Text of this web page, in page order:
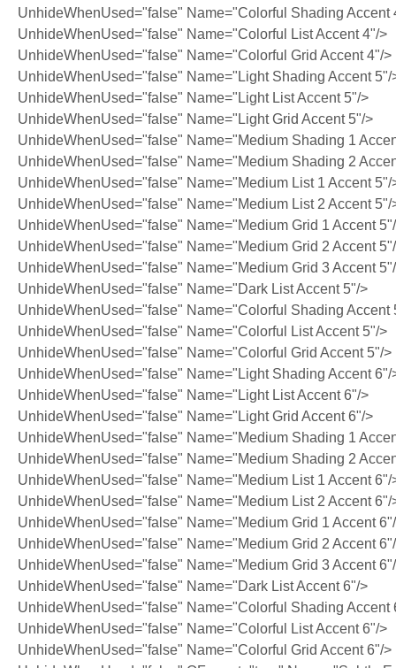
UnhideWhenUsed="false" Name="Colorful Shading Accent
UnhideWhenUsed="false" Name="Colorful List Accent 4"/>
UnhideWhenUsed="false" Name="Colorful Grid Accent 4"/>
UnhideWhenUsed="false" Name="Light Shading Accent 5"/
UnhideWhenUsed="false" Name="Light List Accent 5"/>
UnhideWhenUsed="false" Name="Light Grid Accent 5"/>
UnhideWhenUsed="false" Name="Medium Shading 1
UnhideWhenUsed="false" Name="Medium Shading 2
UnhideWhenUsed="false" Name="Medium List 1 Accent 5"/
UnhideWhenUsed="false" Name="Medium List 2 Accent 5"/
UnhideWhenUsed="false" Name="Medium Grid 1 Accent
UnhideWhenUsed="false" Name="Medium Grid 2 Accent
UnhideWhenUsed="false" Name="Medium Grid 3 Accent
UnhideWhenUsed="false" Name="Dark List Accent 5"/>
UnhideWhenUsed="false" Name="Colorful Shading Accent
UnhideWhenUsed="false" Name="Colorful List Accent 5"/>
UnhideWhenUsed="false" Name="Colorful Grid Accent 5"/>
UnhideWhenUsed="false" Name="Light Shading Accent 6"/
UnhideWhenUsed="false" Name="Light List Accent 6"/>
UnhideWhenUsed="false" Name="Light Grid Accent 6"/>
UnhideWhenUsed="false" Name="Medium Shading 1
UnhideWhenUsed="false" Name="Medium Shading 2
UnhideWhenUsed="false" Name="Medium List 1 Accent 6"/
UnhideWhenUsed="false" Name="Medium List 2 Accent 6"/
UnhideWhenUsed="false" Name="Medium Grid 1 Accent
UnhideWhenUsed="false" Name="Medium Grid 2 Accent
UnhideWhenUsed="false" Name="Medium Grid 3 Accent
UnhideWhenUsed="false" Name="Dark List Accent 6"/>
UnhideWhenUsed="false" Name="Colorful Shading Accent
UnhideWhenUsed="false" Name="Colorful List Accent 6"/>
UnhideWhenUsed="false" Name="Colorful Grid Accent 6"/>